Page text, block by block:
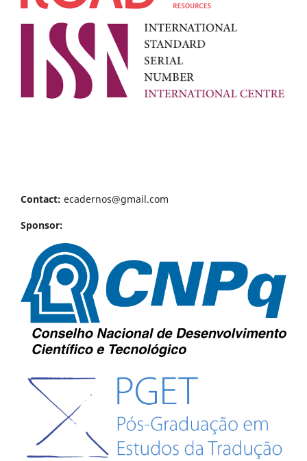
Contact: ecadernos@gmail.com
Sponsor: